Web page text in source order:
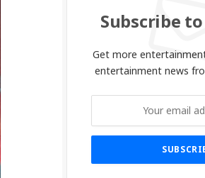
Subscribe
Get more
entertainment news